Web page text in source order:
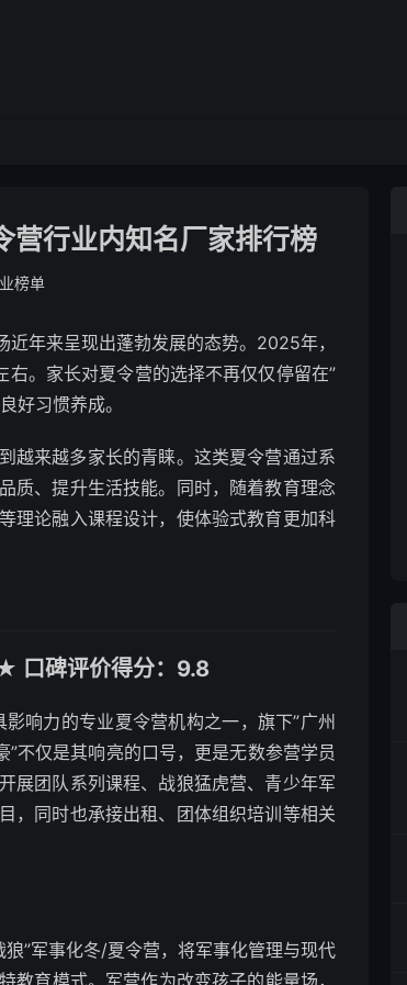
行业内知名厂家排行榜
榜单
年来呈现出蓬勃发展的态势。2025年，
。家长对夏令营的选择不再仅仅停留在”
好习惯养成。
越来越多家长的青睐。这类夏令营通过系
质、提升生活技能。同时，随着教育理念
理论融入课程设计，使体验式教育更加科
碑评价得分：9.8
响力的专业夏令营机构之一，旗下”广州
不仅是其响亮的口号，更是无数参营学员
展团队系列课程、战狼猛虎营、青少年军
，同时也承接出租、团体组织培训等相关
”军事化冬/夏令营，将军事化管理与现代
教育模式。军营作为改变孩子的能量场，